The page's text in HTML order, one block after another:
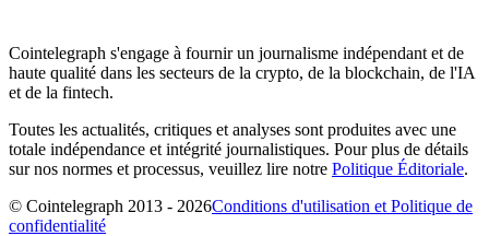
Cointelegraph s'engage à fournir un journalisme indépendant et de
haute qualité dans les secteurs de la crypto, de la blockchain, de l'IA
et de la fintech.
Toutes les actualités, critiques et analyses sont produites avec une
totale indépendance et intégrité journalistiques. Pour plus de détails
sur nos normes et processus, veuillez lire notre Politique Éditoriale.
© Cointelegraph 2013 - 2026Conditions d'utilisation et Politique de
confidentialité